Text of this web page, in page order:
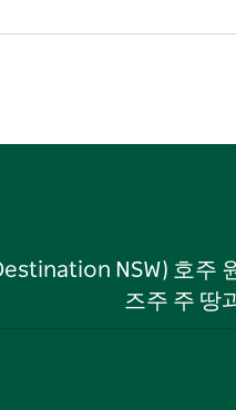
NSW) 호주
즈주 주 땅